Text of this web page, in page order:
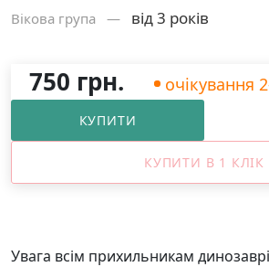
Вікова група — від 3 років
750 грн. очікування
КУПИТИ
КУПИТИ В 1 КЛІК
Увага всім прихильникам